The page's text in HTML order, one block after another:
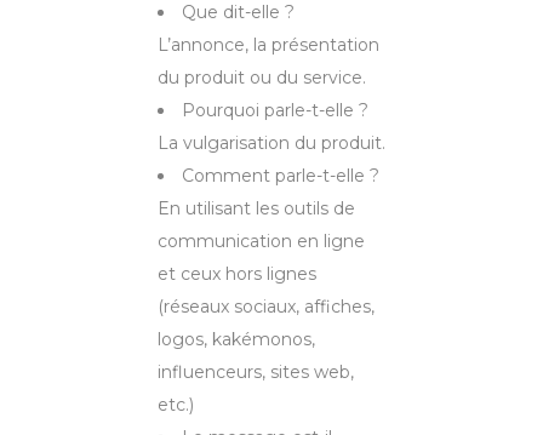
Que dit-elle ?
L’annonce, la présentation
du produit ou du service.
Pourquoi parle-t-elle ?
La vulgarisation du produit.
Comment parle-t-elle ?
En utilisant les outils de
communication en ligne
et ceux hors lignes
(réseaux sociaux, affiches,
logos, kakémonos,
influenceurs, sites web,
etc.)